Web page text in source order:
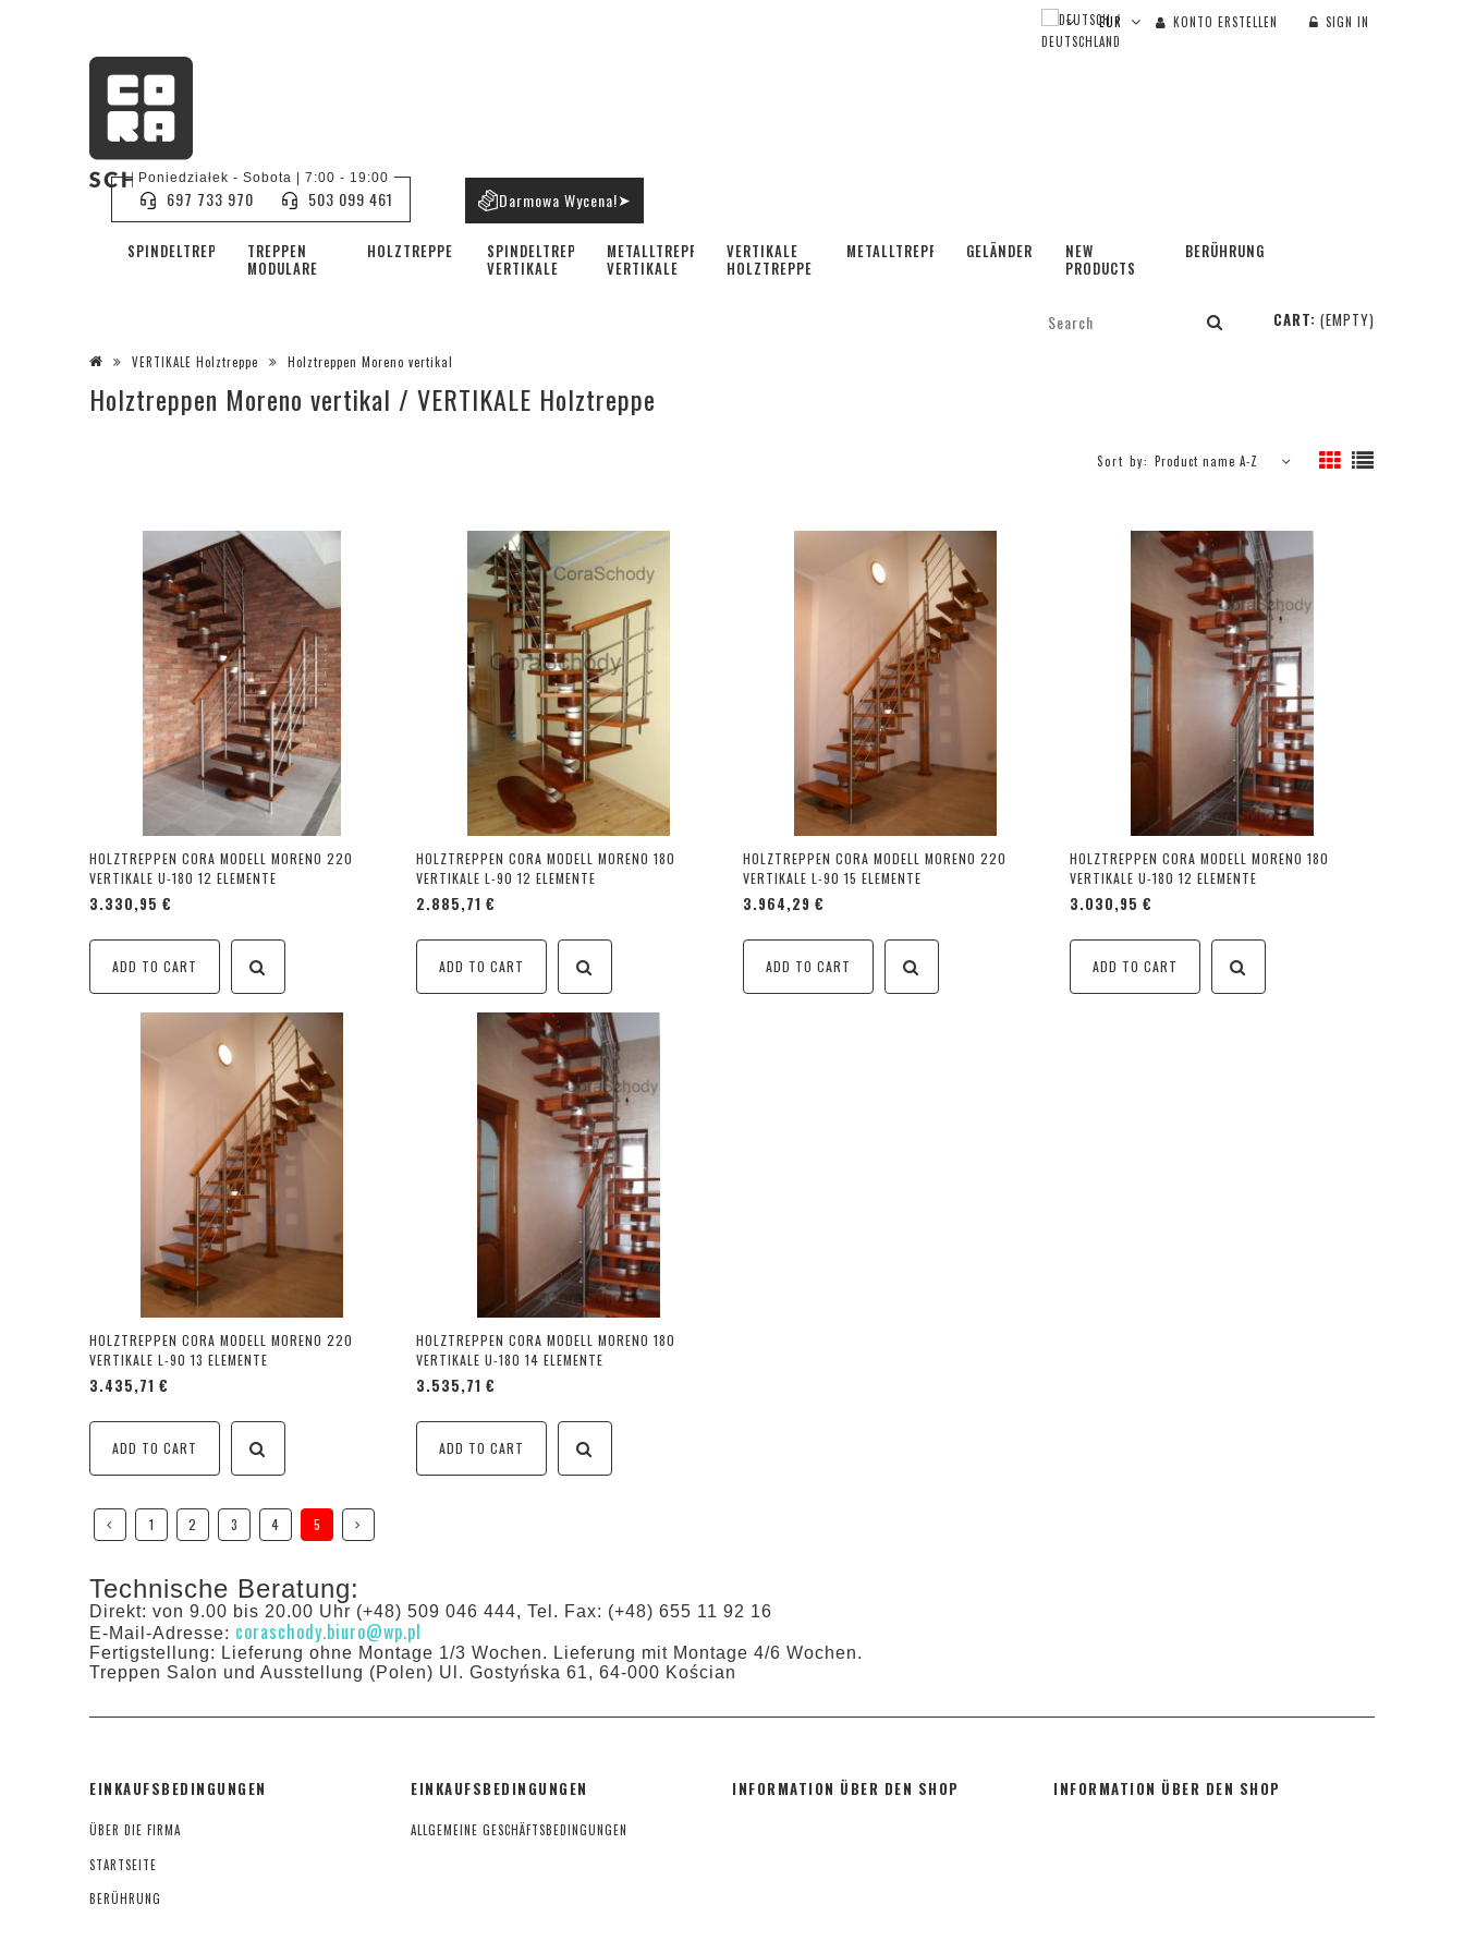
KONTO ERSTELLEN SIGN IN
SPINDELTREPPE
TREPPEN
MODULARE
HOLZTREPPEN
SPINDELTREPPE
VERTIKALE
METALLTREPPE
VERTIKALE
VERTIKALE
HOLZTREPPE
METALLTREPPEN GELÄNDER
NEW
PRODUCTS
BERÜHRUNG
Poniedziałek - Sobota | 7:00 - 19:00
697 733 970 503 099 461 Darmowa Wycena!➤
CART: (EMPTY)
VERTIKALE Holztreppe Holztreppen Moreno vertikal
Holztreppen Moreno vertikal / VERTIKALE Holztreppe
Sort by: Product name A-Z
HOLZTREPPEN CORA MODELL MORENO 220
VERTIKALE U-180 12 ELEMENTE
3.330,95 €
ADD TO CART
HOLZTREPPEN CORA MODELL MORENO 180
VERTIKALE L-90 12 ELEMENTE
2.885,71 €
ADD TO CART
HOLZTREPPEN CORA MODELL MORENO 220
VERTIKALE L-90 15 ELEMENTE
3.964,29 €
ADD TO CART
HOLZTREPPEN CORA MODELL MORENO 180
VERTIKALE U-180 12 ELEMENTE
3.030,95 €
ADD TO CART
HOLZTREPPEN CORA MODELL MORENO 220
VERTIKALE L-90 13 ELEMENTE
3.435,71 €
ADD TO CART
HOLZTREPPEN CORA MODELL MORENO 180
VERTIKALE U-180 14 ELEMENTE
3.535,71 €
ADD TO CART
1 2 3 4 5
Technische Beratung:
Direkt: von 9.00 bis 20.00 Uhr (+48) 509 046 444, Tel. Fax: (+48) 655 11 92 16
E-Mail-Adresse: coraschody.biuro@wp.pl
Fertigstellung: Lieferung ohne Montage 1/3 Wochen. Lieferung mit Montage 4/6 Wochen.
Treppen Salon und Ausstellung (Polen) Ul. Gostyńska 61, 64-000 Kościan
EINKAUFSBEDINGUNGEN
ÜBER DIE FIRMA
STARTSEITE
BERÜHRUNG
EINKAUFSBEDINGUNGEN
ALLGEMEINE GESCHÄFTSBEDINGUNGEN
INFORMATION ÜBER DEN SHOP INFORMATION ÜBER DEN SHOP